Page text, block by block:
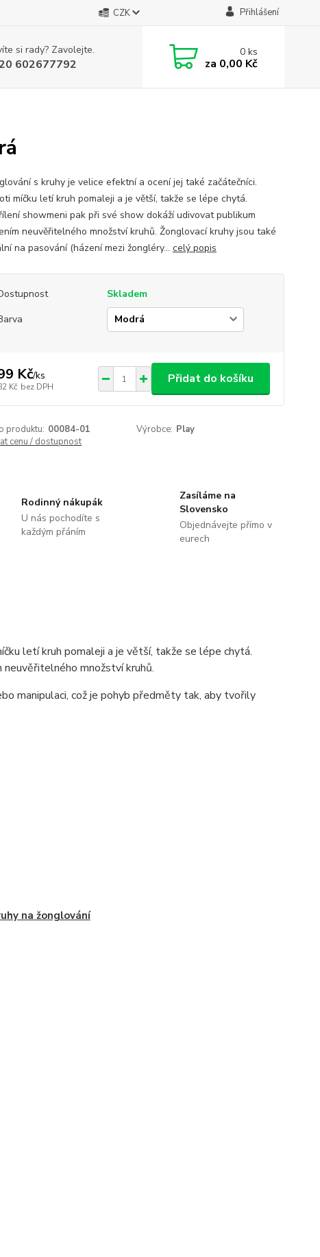
CZK Přihlášení
si rady? Zavolejte.
602677792
0ks
za 0,00 Kč
s kruhy je velice efektní a ocení jej také začátečníci.
míčku letí kruh pomaleji a je větší, takže se lépe chytá.
showmeni pak při své show dokáží udivovat publikum
neuvěřitelného množství kruhů. Žonglovací kruhy jsou také
na pasování (házení mezi žongléry... celý popis
Skladem
Kč/ks
Kč bez DPH
Přidat do košíku
produktu: 00084-01 Výrobce: Play
cenu / dostupnost
Rodinný nákupák
U nás pochodíte s
každým přáním
Zasíláme na
Slovensko
Objednávejte přímo v
eurech
letí kruh pomaleji a je větší, takže se lépe chytá.
množství kruhů.
manipulaci, což je pohyb předměty tak, aby tvořily
na žonglování